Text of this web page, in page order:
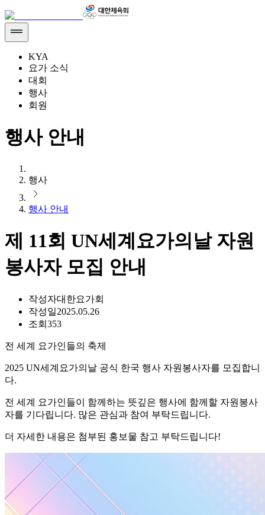
KYA
요가 소식
대회
행사
회원
행사 안내
행사
행사 안내
제 11회 UN세계요가의날 자원
봉사자 모집 안내
작성자대한요가회
작성일2025.05.26
조회 353
전 세계 요가인들의 축제
2025 UN세계요가의날 공식 한국 행사 자원봉사자를 모집합니
다.
전 세계 요가인들이 함께하는 뜻깊은 행사에 함께할 자원봉사
자를 기다립니다. 많은 관심과 참여 부탁드립니다.
더 자세한 내용은 첨부된 홍보물 참고 부탁드립니다!